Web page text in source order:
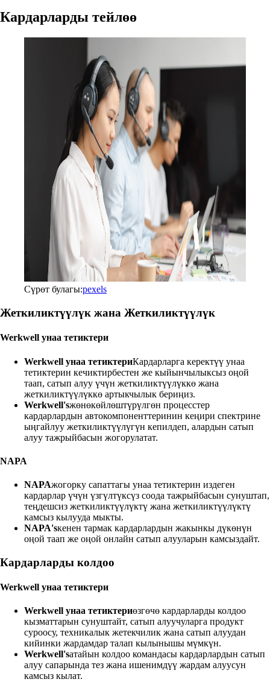
Кардарларды тейлөө
Сүрөт булагы:pexels
Жеткиликтүүлүк жана Жеткиликтүүлүк
Werkwell унаа тетиктери
Werkwell унаа тетиктериКардарларга керектүү унаа
тетиктерин кечиктирбестен же кыйынчылыксыз оңой
таап, сатып алуу үчүн жеткиликтүүлүккө жана
жеткиликтүүлүккө артыкчылык бериңиз.
Werkwell'sжөнөкөйлөштүрүлгөн процесстер
кардарлардын автокомпоненттеринин кеңири спектрине
ыңгайлуу жеткиликтүүлүгүн кепилдеп, алардын сатып
алуу тажрыйбасын жогорулатат.
NAPA
NAPAжогорку сапаттагы унаа тетиктерин издеген
кардарлар үчүн үзгүлтүксүз соода тажрыйбасын сунуштап,
теңдешсиз жеткиликтүүлүктү жана жеткиликтүүлүктү
камсыз кылууда мыкты.
NAPA'sкенен тармак кардарлардын жакынкы дүкөнүн
оңой таап же оңой онлайн сатып алууларын камсыздайт.
Кардарларды колдоо
Werkwell унаа тетиктери
Werkwell унаа тетиктериөзгөчө кардарларды колдоо
кызматтарын сунуштайт, сатып алуучуларга продукт
суроосу, техникалык жетекчилик жана сатып алуудан
кийинки жардамдар талап кылынышы мүмкүн.
Werkwell'sатайын колдоо командасы кардарлардын сатып
алуу сапарында тез жана ишенимдүү жардам алуусун
камсыз кылат.